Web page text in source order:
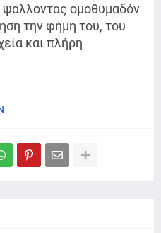
ψάλλοντας ομοθυμαδόν
την φήμη του, του
και πλήρη